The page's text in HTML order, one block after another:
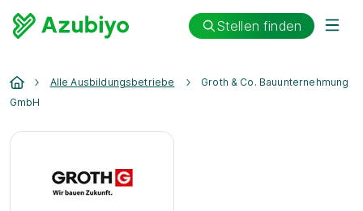
Stellen finden
Alle Ausbildungsbetriebe
Groth & Co. Bauunternehmung
GmbH